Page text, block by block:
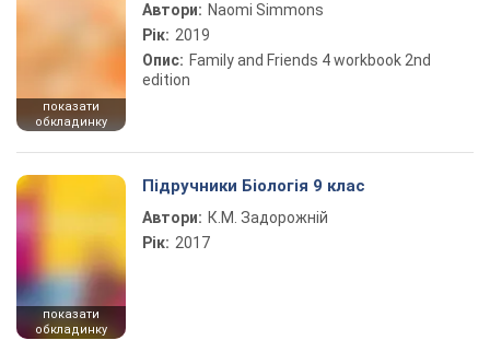
показати
обкладинку
Автори: Naomi Simmons
Рік: 2019
Опис: Family and Friends 4 workbook 2nd
edition
показати
обкладинку
Підручники Біологія 9 клас
Автори: К.М. Задорожній
Рік: 2017